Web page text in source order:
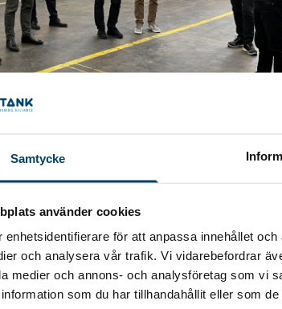
Samtycke
använder cookies
enhetsidentifierare för att anpassa innehållet
och analysera vår trafik. Vi vidarebefordrar
medier och annons- och analysföretag som vi
som du har tillhandahållit eller som
för VD:ar/platschefer på Techtanks
vi på Baosteel i Olofström.
äger oftast rum på ett värdföretag.